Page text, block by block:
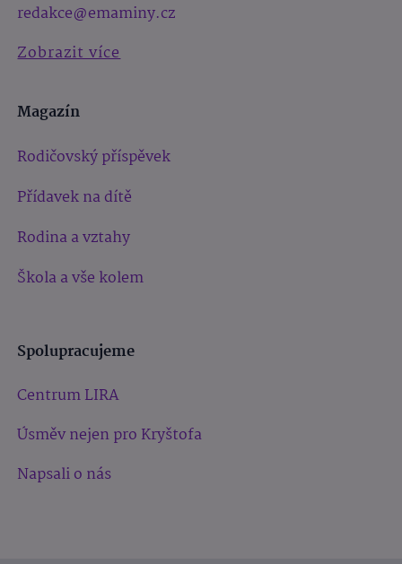
redakce@emaminy.cz
Zobrazit více
Magazín
Rodičovský příspěvek
Přídavek na dítě
Rodina a vztahy
Škola a vše kolem
Spolupracujeme
Centrum LIRA
Úsměv nejen pro Kryštofa
Napsali o nás